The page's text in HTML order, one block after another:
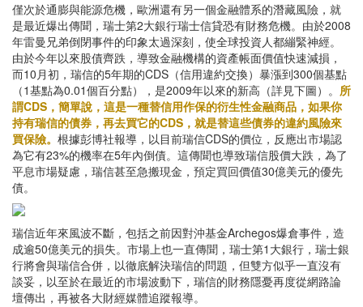
僅次於通膨與能源危機，歐洲還有另一個金融體系的潛藏風險，就
是最近爆出傳聞，瑞士第2大銀行瑞士信貸恐有財務危機。由於2008
年雷曼兄弟倒閉事件的印象太過深刻，使全球投資人都繃緊神經。
由於今年以來股債齊跌，導致金融機構的資產帳面價值快速減損，
而10月初，瑞信的5年期的CDS（信用違約交換）暴漲到300個基點
（1基點為0.01個百分點），是2009年以來的新高（詳見下圖）。 所
謂CDS，簡單說，這是一種替信用作保的衍生性金融商品，如果你
持有瑞信的債券，再去買它的CDS，就是替這些債券的違約風險來
買保險。 根據彭博社報導，以目前瑞信CDS的價位，反應出市場認
為它有23%的機率在5年內倒債。這傳聞也導致瑞信股價大跌，為了
平息市場疑慮，瑞信甚至急搬現金，預定買回價值30億美元的優先
債。
瑞信近年來風波不斷，包括之前因對沖基金Archegos爆倉事件，造
成逾50億美元的損失。市場上也一直傳聞，瑞士第1大銀行，瑞士銀
行將會與瑞信合併，以徹底解決瑞信的問題，但雙方似乎一直沒有
談妥，以至於在最近的市場波動下，瑞信的財務隱憂再度從網路論
壇傳出，再被各大財經媒體追蹤報導。